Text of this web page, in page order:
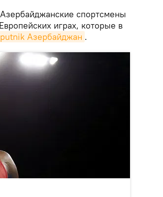
Азербайджанские спортсмены
играх, которые в
Азербайджан .